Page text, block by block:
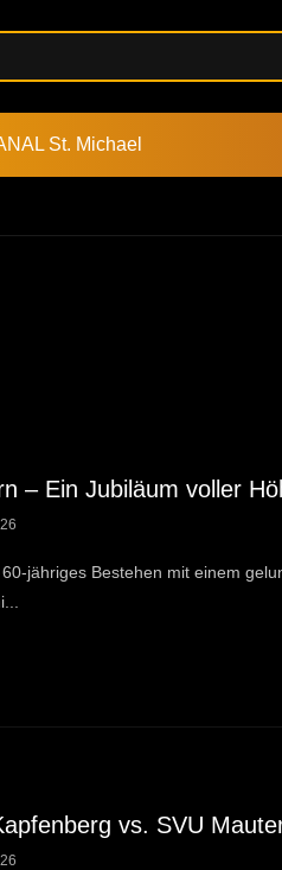
St. Michael
– Ein Jubiläum voller
jähriges Bestehen mit einem
vs. SVU